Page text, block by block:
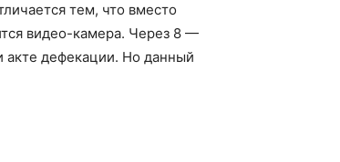
тем, что вместо
видео-камера. Через 8 —
акте дефекации. Но данный